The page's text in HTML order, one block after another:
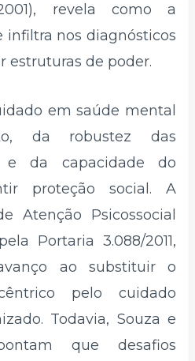
revela como a
infiltra nos diagnósticos
estruturas de poder.
em saúde mental
da robustez das
e da capacidade do
proteção social. A
Atenção Psicossocial
Portaria 3.088/2011,
ao substituir o
pelo cuidado
Todavia, Souza e
que desafios